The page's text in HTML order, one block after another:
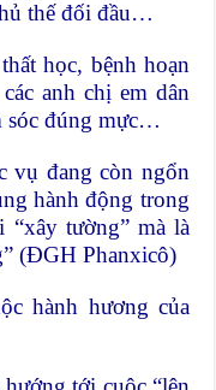
thế đối đầu…
học, bệnh hoạn
anh chị em dân
sóc đúng mực…
đang còn ngổn
hành động trong
tường” mà là
(ĐGH Phanxicô)
hành hương của